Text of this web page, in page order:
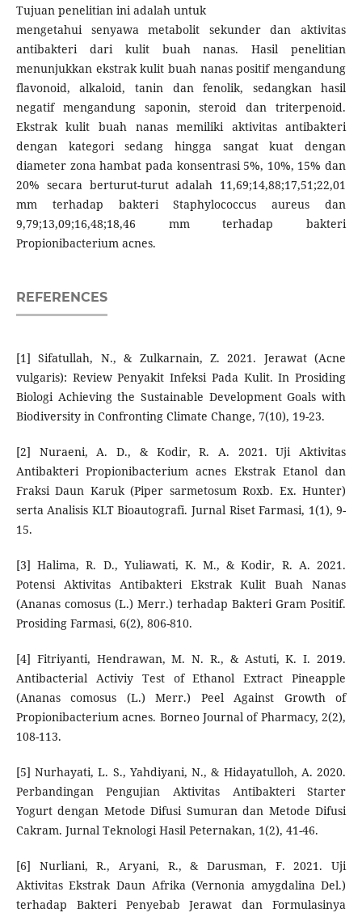
Tujuan penelitian ini adalah untuk
mengetahui senyawa metabolit sekunder dan aktivitas
antibakteri dari kulit buah nanas. Hasil penelitian
menunjukkan ekstrak kulit buah nanas positif mengandung
flavonoid, alkaloid, tanin dan fenolik, sedangkan hasil
negatif mengandung saponin, steroid dan triterpenoid.
Ekstrak kulit buah nanas memiliki aktivitas antibakteri
dengan kategori sedang hingga sangat kuat dengan
diameter zona hambat pada konsentrasi 5%, 10%, 15% dan
20% secara berturut-turut adalah 11,69;14,88;17,51;22,01
mm terhadap bakteri Staphylococcus aureus dan
9,79;13,09;16,48;18,46 mm terhadap bakteri
Propionibacterium acnes.
REFERENCES
[1] Sifatullah, N., & Zulkarnain, Z. 2021. Jerawat (Acne
vulgaris): Review Penyakit Infeksi Pada Kulit. In Prosiding
Biologi Achieving the Sustainable Development Goals with
Biodiversity in Confronting Climate Change, 7(10), 19-23.
[2] Nuraeni, A. D., & Kodir, R. A. 2021. Uji Aktivitas
Antibakteri Propionibacterium acnes Ekstrak Etanol dan
Fraksi Daun Karuk (Piper sarmetosum Roxb. Ex. Hunter)
serta Analisis KLT Bioautografi. Jurnal Riset Farmasi, 1(1), 9-
15.
[3] Halima, R. D., Yuliawati, K. M., & Kodir, R. A. 2021.
Potensi Aktivitas Antibakteri Ekstrak Kulit Buah Nanas
(Ananas comosus (L.) Merr.) terhadap Bakteri Gram Positif.
Prosiding Farmasi, 6(2), 806-810.
[4] Fitriyanti, Hendrawan, M. N. R., & Astuti, K. I. 2019.
Antibacterial Activiy Test of Ethanol Extract Pineapple
(Ananas comosus (L.) Merr.) Peel Against Growth of
Propionibacterium acnes. Borneo Journal of Pharmacy, 2(2),
108-113.
[5] Nurhayati, L. S., Yahdiyani, N., & Hidayatulloh, A. 2020.
Perbandingan Pengujian Aktivitas Antibakteri Starter
Yogurt dengan Metode Difusi Sumuran dan Metode Difusi
Cakram. Jurnal Teknologi Hasil Peternakan, 1(2), 41-46.
[6] Nurliani, R., Aryani, R., & Darusman, F. 2021. Uji
Aktivitas Ekstrak Daun Afrika (Vernonia amygdalina Del.)
terhadap Bakteri Penyebab Jerawat dan Formulasinya